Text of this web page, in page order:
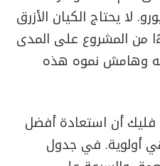
مليون يورو. لا يحتاج الكيان الأزرق
من المشروع على المدى
وهامش نموه هذه
أن استعادة أفضل
أولوية. في جدول